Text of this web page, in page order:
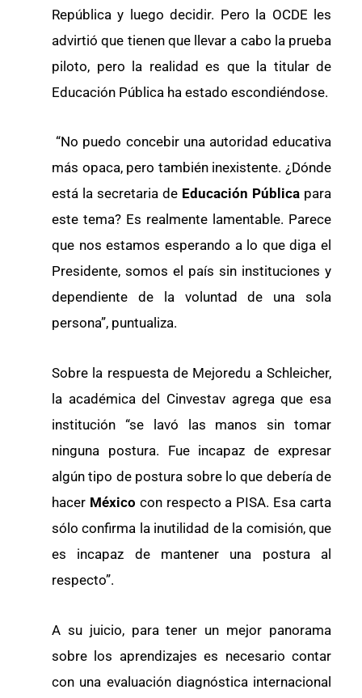
República y luego decidir. Pero la OCDE les
advirtió que tienen que llevar a cabo la prueba
piloto, pero la realidad es que la titular de
Educación Pública ha estado escondiéndose.
“No puedo concebir una autoridad educativa
más opaca, pero también inexistente. ¿Dónde
está la secretaria de Educación Pública para
este tema? Es realmente lamentable. Parece
que nos estamos esperando a lo que diga el
Presidente, somos el país sin instituciones y
dependiente de la voluntad de una sola
persona”, puntualiza.
Sobre la respuesta de Mejoredu a Schleicher,
la académica del Cinvestav agrega que esa
institución “se lavó las manos sin tomar
ninguna postura. Fue incapaz de expresar
algún tipo de postura sobre lo que debería de
hacer México con respecto a PISA. Esa carta
sólo confirma la inutilidad de la comisión, que
es incapaz de mantener una postura al
respecto”.
A su juicio, para tener un mejor panorama
sobre los aprendizajes es necesario contar
con una evaluación diagnóstica internacional